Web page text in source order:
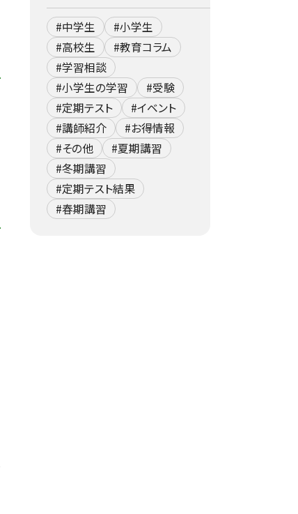
#中学生
#小学生
#高校生
#教育コラム
#学習相談
#小学生の学習
#受験
#定期テスト
#イベント
#講師紹介
#お得情報
#その他
#夏期講習
#冬期講習
#定期テスト結果
#春期講習